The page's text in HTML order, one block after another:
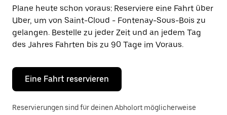
ein
Datum
auszuwählen.
Drücke
die
Escape-
um
den
Kalender
schließen.
Plane heute schon voraus: Reserviere eine Fahrt über
Uber, um von Saint-Cloud - Fontenay-Sous-Bois zu
gelangen. Bestelle zu jeder Zeit und an jedem Tag
des Jahres Fahrten bis zu 90 Tage im Voraus.
Eine Fahrt reservieren
Reservierungen sind für deinen Abholort möglicherweise